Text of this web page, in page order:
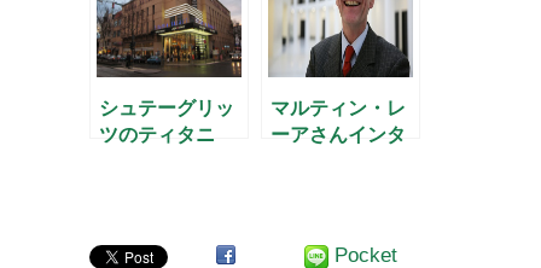
シュテーグリッ
ツのティタニ
マルティン・レ
ーアさんインタ
Pocket